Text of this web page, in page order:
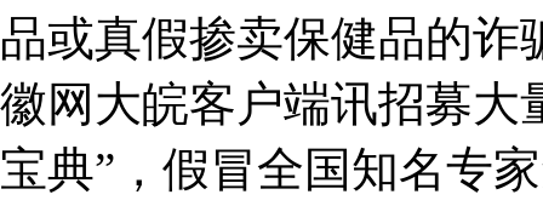
品或真假掺卖保健品的
徽网大皖客户端讯招募大
宝典”，假冒全国知名专